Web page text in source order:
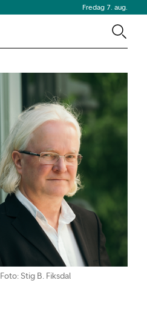
Fredag 7. aug.
Foto: Stig B. Fiksdal